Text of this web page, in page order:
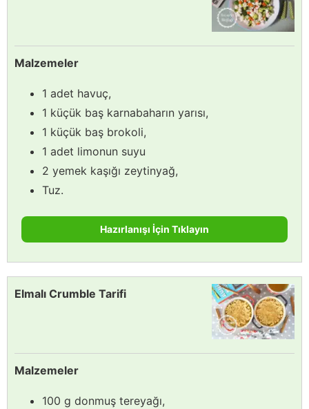
Malzemeler
1 adet havuç,
1 küçük baş karnabaharın yarısı,
1 küçük baş brokoli,
1 adet limonun suyu
2 yemek kaşığı zeytinyağ,
Tuz.
Hazırlanışı İçin Tıklayın
Elmalı Crumble Tarifi
Malzemeler
100 g donmuş tereyağı,